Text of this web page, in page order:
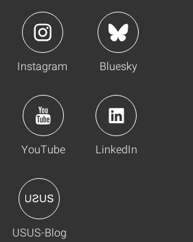
Instagram Bluesky
YouTube LinkedIn
USUS-Blog